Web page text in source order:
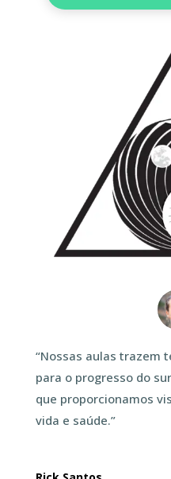
“Nossas aulas trazem
para o progresso do
que proporcionamos
vida e saúde.”